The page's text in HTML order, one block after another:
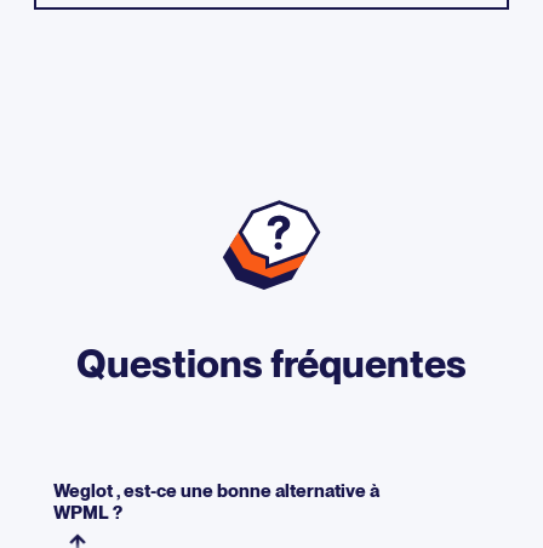
Questions fréquentes
Weglot , est-ce une bonne alternative à
WPML ?